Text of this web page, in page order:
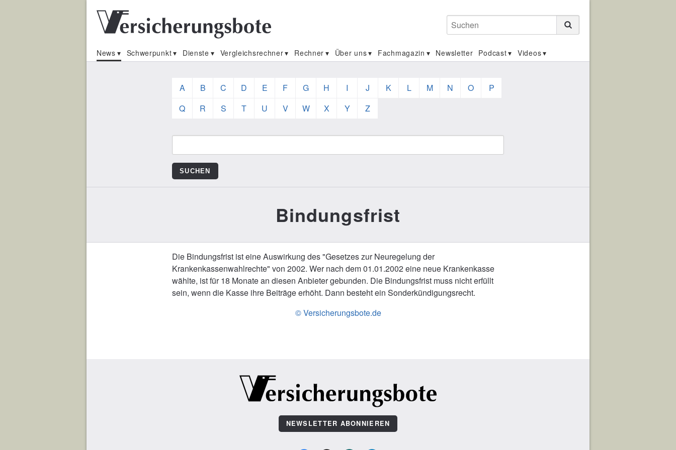
Suchen
News Schwerpunkt Dienste Vergleichsrechner Rechner Über uns Fachmagazin Newsletter Podcast Videos
A B C D E F G H I J K L M N O
P
Q
R S T U V W X Y Z
Bindungsfrist
Die Bindungsfrist ist eine Auswirkung des "Gesetzes zur Neuregelung der
Krankenkassenwahlrechte" von 2002. Wer nach dem 01.01.2002 eine neue Krankenkasse
wählte, ist für 18 Monate an diesen Anbieter gebunden. Die Bindungsfrist muss nicht erfüllt
sein, wenn die Kasse ihre Beiträge erhöht. Dann besteht ein Sonderkündigungsrecht.
© Versicherungsbote.de
NEWSLETTER ABONNIEREN